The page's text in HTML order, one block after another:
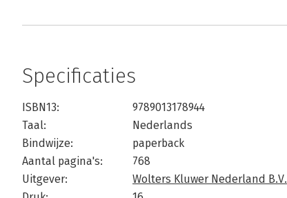
Specificaties
ISBN13:
9789013178944
Taal:
Nederlands
Bindwijze:
paperback
Aantal pagina's:
768
Uitgever:
Wolters Kluwer Nederland B.V.